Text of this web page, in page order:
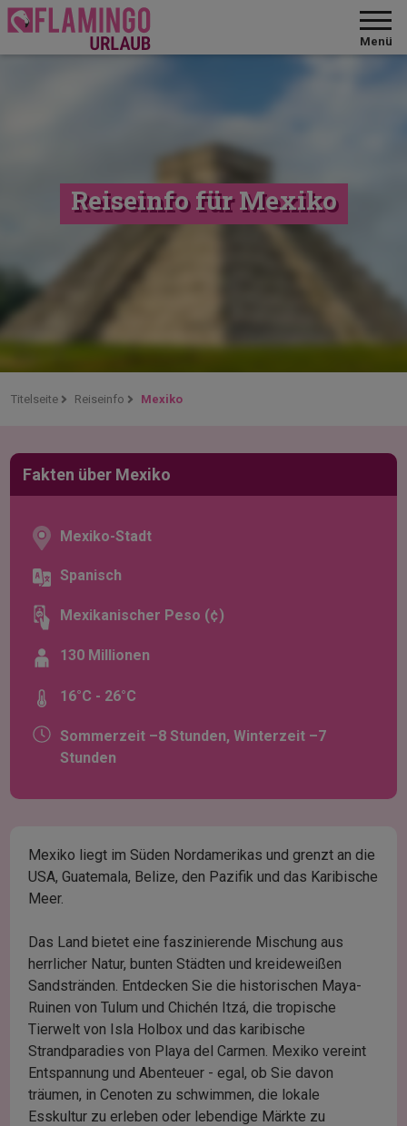
Menü
Reiseinfo für Mexiko
Titelseite Reiseinfo Mexiko
Fakten über Mexiko
Mexiko-Stadt
Spanisch
Mexikanischer Peso (¢)
130 Millionen
16°C - 26°C
Sommerzeit –8 Stunden, Winterzeit –7
Stunden
Mexiko liegt im Süden Nordamerikas und grenzt an die
USA, Guatemala, Belize, den Pazifik und das Karibische
Meer.
Das Land bietet eine faszinierende Mischung aus
herrlicher Natur, bunten Städten und kreideweißen
Sandstränden. Entdecken Sie die historischen Maya-
Ruinen von Tulum und Chichén Itzá, die tropische
Tierwelt von Isla Holbox und das karibische
Strandparadies von Playa del Carmen. Mexiko vereint
Entspannung und Abenteuer - egal, ob Sie davon
träumen, in Cenoten zu schwimmen, die lokale
Esskultur zu erleben oder lebendige Märkte zu